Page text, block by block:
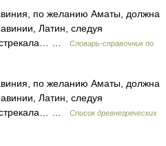
по желанию Аматы, должна
Латин, следуя
…
Cловарь-справочник по
по желанию Аматы, должна
Латин, следуя
…
Список древнегреческих